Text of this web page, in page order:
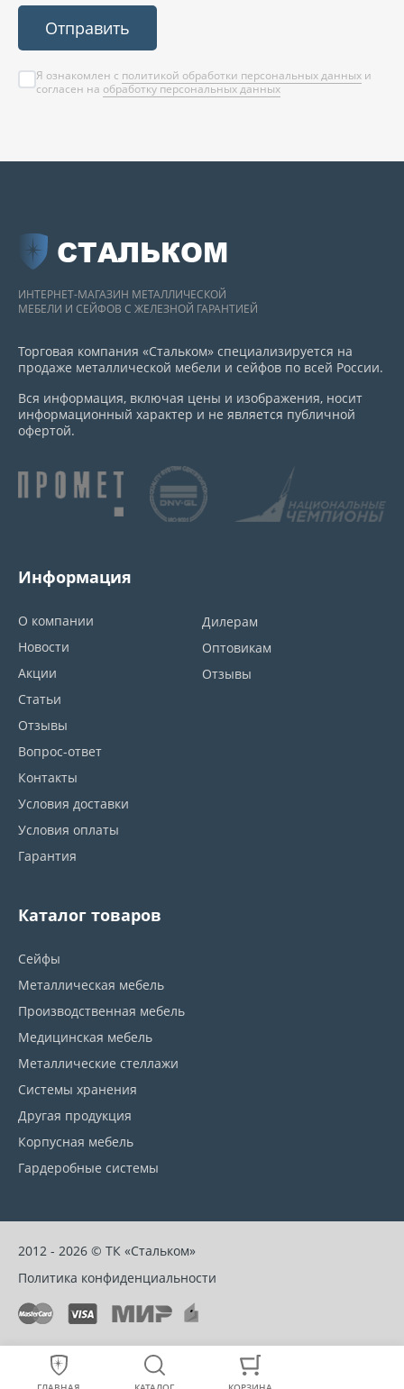
Отправить
Я ознакомлен с политикой обработки персональных данных и
согласен на обработку персональных данных
СТАЛЬКОМ
ИНТЕРНЕТ-МАГАЗИН МЕТАЛЛИЧЕСКОЙ
МЕБЕЛИ И СЕЙФОВ С ЖЕЛЕЗНОЙ ГАРАНТИЕЙ
Торговая компания «Стальком» специализируется на
продаже металлической мебели и сейфов по всей России.
Вся информация, включая цены и изображения, носит
информационный характер и не является публичной
офертой.
Информация
О компании
Новости
Акции
Статьи
Отзывы
Вопрос-ответ
Контакты
Условия доставки
Условия оплаты
Гарантия
Дилерам
Оптовикам
Отзывы
Каталог товаров
Сейфы
Металлическая мебель
Производственная мебель
Медицинская мебель
Металлические стеллажи
Системы хранения
Другая продукция
Корпусная мебель
Гардеробные системы
2012 - 2026 © ТК «Стальком»
Политика конфиденциальности